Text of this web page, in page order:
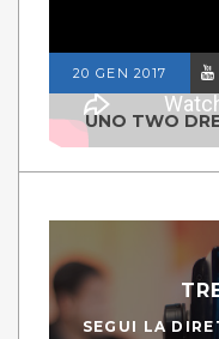
20 GEN 2017
SEGUI LA